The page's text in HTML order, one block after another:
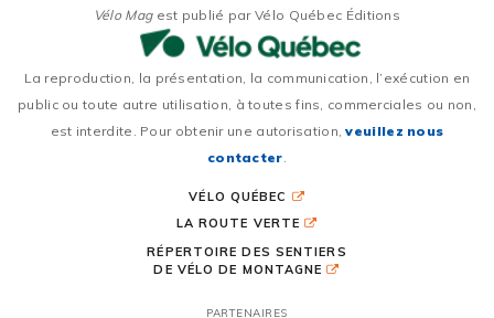
Vélo Magest publié par Vélo Québec Éditions
La reproduction, la présentation, la communication, l’exécution en
public ou toute autre utilisation, à toutes fins, commerciales ou non,
est interdite. Pour obtenir une autorisation,veuillez nous
contacter
VÉLO QUÉBEC
LA ROUTE VERTE
RÉPERTOIRE DES SENTIERS
DE VÉLO DE MONTAGNE
PARTENAIRES